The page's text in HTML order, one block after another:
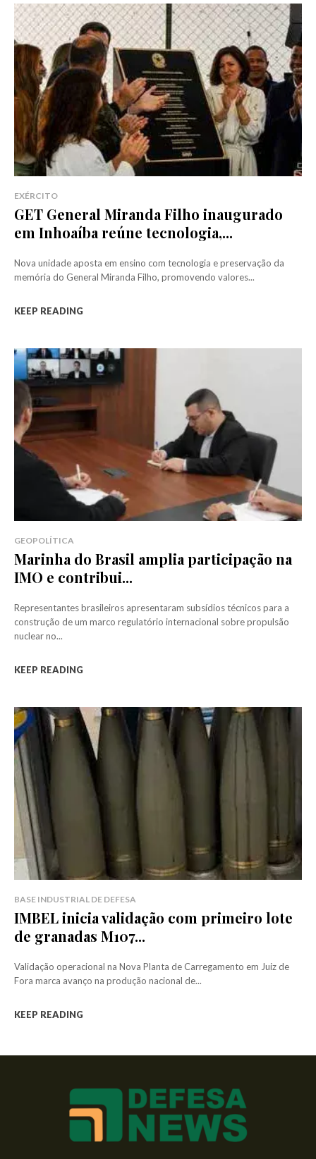
EXÉRCITO
GET General Miranda Filho inaugurado
em Inhoaíba reúne tecnologia,...
Nova unidade aposta em ensino com tecnologia e preservação da
memória do General Miranda Filho, promovendo valores...
KEEP READING
GEOPOLÍTICA
Marinha do Brasil amplia participação na
IMO e contribui...
Representantes brasileiros apresentaram subsídios técnicos para a
construção de um marco regulatório internacional sobre propulsão
nuclear no...
KEEP READING
BASE INDUSTRIAL DE DEFESA
IMBEL inicia validação com primeiro lote
de granadas M107...
Validação operacional na Nova Planta de Carregamento em Juiz de
Fora marca avanço na produção nacional de...
KEEP READING